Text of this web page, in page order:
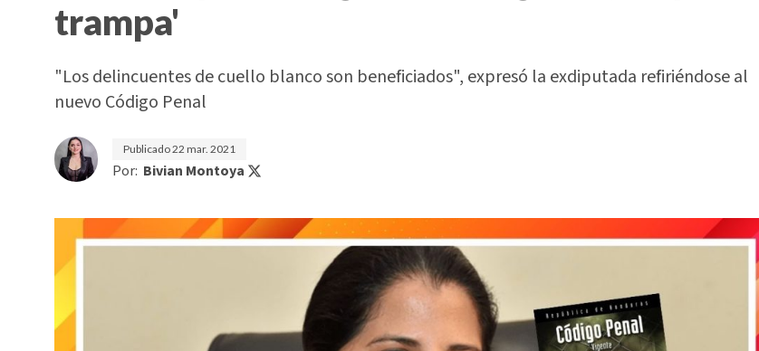
trampa'
"Los delincuentes de cuello blanco son beneficiados", expresó la exdiputada refiriéndose al
nuevo Código Penal
Publicado22 mar. 2021
Por: Bivian Montoya